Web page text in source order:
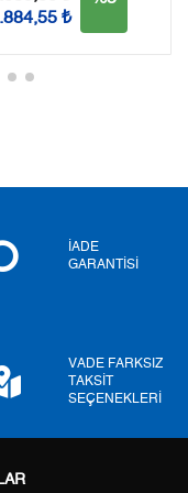
Toplam Tutar
₺
İADE
GARANTİSİ
VADE FARKSIZ
TAKSİT
SEÇENEKLERİ